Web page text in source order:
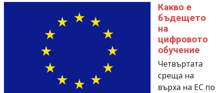
Какво е
бъдещето
на
цифровото
обучение
Четвъртата
среща на
върха на ЕС по